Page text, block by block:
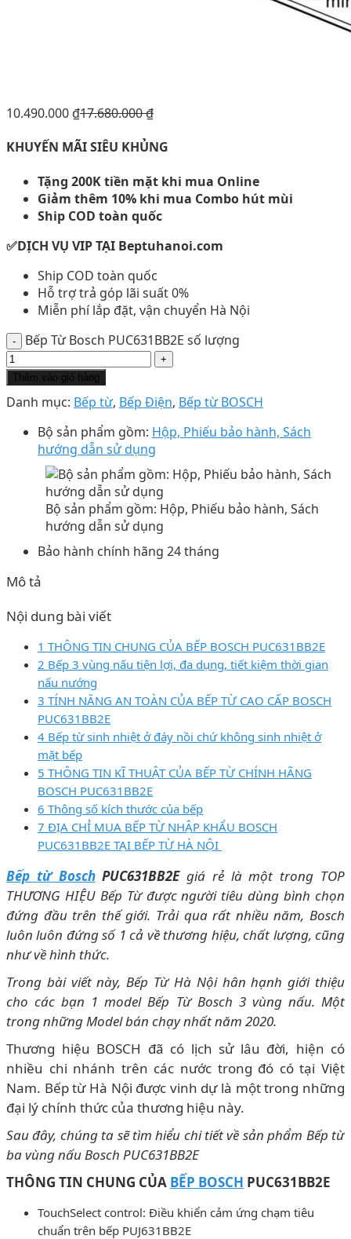
10.490.000 ₫17.680.000₫
KHUYẾN MÃI SIÊU KHỦNG
Tặng 200K tiền mặt khi mua Online
Giảm thêm 10% khi mua Combo hút mùi
Ship COD toàn quốc
✅DỊCH VỤ VIP TẠI Beptuhanoi.com
Ship COD toàn quốc
Hỗ trợ trả góp lãi suất 0%
Miễn phí lắp đặt, vận chuyển Hà Nội
Bếp Từ Bosch PUC631BB2E số lượng
Thêm vào giỏ hàng
Danh mục: Bếp từ, Bếp Điện, Bếp từ BOSCH
Bộ sản phẩm gồm: Hộp, Phiếu bảo hành, Sách
hướng dẫn sử dụng
Bộ sản phẩm gồm: Hộp, Phiếu bảo hành, Sách
hướng dẫn sử dụng
Bảo hành chính hãng 24 tháng
Mô tả
Nội dung bài viết
1 THÔNG TIN CHUNG CỦA BẾP BOSCH PUC631BB2E
2 Bếp 3 vùng nấu tiện lợi, đa dụng, tiết kiệm thời gian
nấu nướng
3 TÍNH NĂNG AN TOÀN CỦA BẾP TỪ CAO CẤP BOSCH
PUC631BB2E
4 Bếp từ sinh nhiệt ở đáy nồi chứ không sinh nhiệt ở
mặt bếp
5 THÔNG TIN KĨ THUẬT CỦA BẾP TỪ CHÍNH HÃNG
BOSCH PUC631BB2E
6 Thông số kích thước của bếp
7 ĐỊA CHỈ MUA BẾP TỪ NHẬP KHẨU BOSCH
PUC631BB2E TẠI BẾP TỪ HÀ NỘI
Bếp từ BoschPUC631BB2Egiá rẻ là một trong TOP
THƯƠNG HIỆU Bếp Từ được người tiêu dùng bình chọn
đứng đầu trên thế giới. Trải qua rất nhiều năm, Bosch
luôn luôn đứng số 1 cả về thương hiệu, chất lượng, cũng
như về hình thức.
Trong bài viết này, Bếp Từ Hà Nội hân hạnh giới thiệu
cho các bạn 1 model Bếp Từ Bosch 3 vùng nấu. Một
trong những Model bán chạy nhất năm 2020.
Thương hiệu BOSCH đã có lịch sử lâu đời, hiện có
nhiều chi nhánh trên các nước trong đó có tại Việt
Nam. Bếp từ Hà Nội được vinh dự là một trong những
đại lý chính thức của thương hiệu này.
Sau đây, chúng ta sẽ tìm hiểu chi tiết về sản phẩm Bếp từ
ba vùng nấu Bosch PUC631BB2E
THÔNG TIN CHUNG CỦA BẾP BOSCH PUC631BB2E
TouchSelect control: Điều khiển cảm ứng chạm tiêu
chuẩn trên bếp PUJ631BB2E